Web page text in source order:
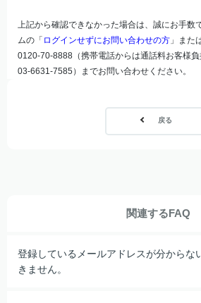
上記から確認できなかった場合は、誠にお手数
ムの「 ログインせずにお問い合わせの方 」また
0120-70-8888（携帯電話からは通話料お客様
03-6631-7585）までお問い合わせください。
戻る
関連するFAQ
登録しているメールアドレスが分からな
きません。